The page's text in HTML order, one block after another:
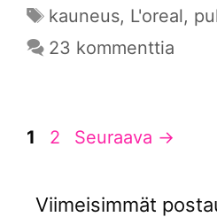
Avainsanat
kauneus, L'oreal,
23 kommenttia
Sivu
1 Sivu
2 Seuraava →
Viimeisimmät